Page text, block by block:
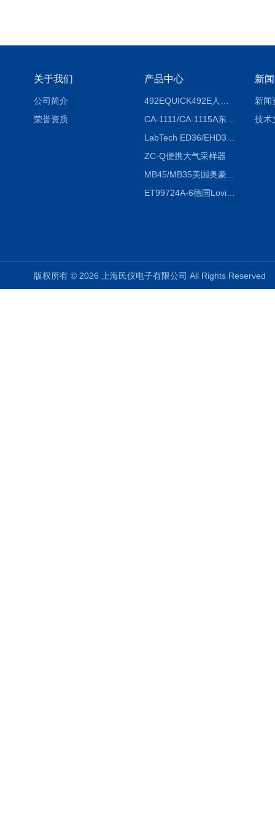
关于我们
公司简介
荣誉资质
产品中心
CA-1111/CA-1115A东京理化EYELA CA-1111/CA-1115A冷却水循环装置
ZC-Q便携大气采样器
MB45/MB35美国奥豪斯OHAUS MB45/MB35卤素红外水分测定仪
ET99724A-6德国Lovibond ET99724A-6微电脑BOD测定仪
新
新闻
技术
版权所有 © 2026 上海民仪电子有限公司 All Rights